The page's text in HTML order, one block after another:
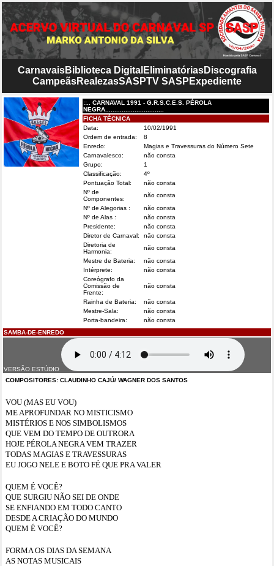
CarnavaisBiblioteca Digital EliminatóriasDiscografia
CampeãsRealezasSASPTV SASP Expediente
::.. CARNAVAL 1991 - G.R.S.C.E.S. PÉROLA
NEGRA................................
FICHA TÉCNICA
Data:
10/02/1991
Ordem de entrada:
8
Enredo:
Magias e Travessuras do Número Sete
Carnavalesco:
não consta
Grupo:
1
Classificação:
4º
Pontuação Total:
não consta
Nº de
Componentes:
não consta
Nº de Alegorias :
não consta
Nº de Alas :
não consta
Presidente:
não consta
Diretor de Carnaval:
não consta
Diretoria de
Harmonia:
não consta
Mestre de Bateria:
não consta
Intérprete:
não consta
Coreógrafo da
Comissão de
Frente:
não consta
Rainha de Bateria:
não consta
Mestre-Sala:
não consta
Porta-bandeira:
não consta
SAMBA-DE-ENREDO
VERSÃO ESTÚDIO
COMPOSITORES: CLAUDINHO CAJÚ/ WAGNER DOS SANTOS
VOU (MAS EU VOU)
ME APROFUNDAR NO MISTICISMO
MISTÉRIOS E NOS SIMBOLISMOS
QUE VEM DO TEMPO DE OUTRORA
HOJE PÉROLA NEGRA VEM TRAZER
TODAS MAGIAS E TRAVESSURAS
EU JOGO NELE E BOTO FÉ QUE PRA VALER
QUEM É VOCÊ?
QUE SURGIU NÃO SEI DE ONDE
SE ENFIANDO EM TODO CANTO
DESDE A CRIAÇÃO DO MUNDO
QUEM É VOCÊ?
FORMA OS DIAS DA SEMANA
AS NOTAS MUSICAIS